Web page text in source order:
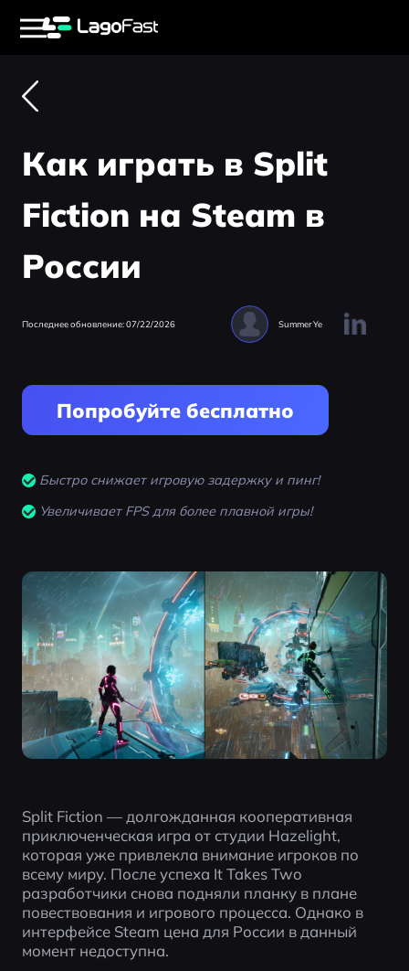
Как играть в Split
Fiction на Steam в
России
Последнее обновление: 07/22/2026 Summer Ye
Попробуйте бесплатно
Быстро снижает игровую задержку и пинг!
Увеличивает FPS для более плавной игры!
Split Fiction — долгожданная кооперативная
приключенческая игра от студии Hazelight,
которая уже привлекла внимание игроков по
всему миру. После успеха It Takes Two
разработчики снова подняли планку в плане
повествования и игрового процесса. Однако в
интерфейсе Steam цена для России в данный
момент недоступна.